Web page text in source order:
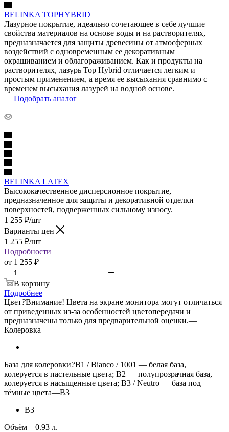
BELINKA TOPHYBRID
Лазурное покрытие, идеально сочетающее в себе лучшие
свойства материалов на основе воды и на растворителях,
предназначается для защиты древесины от атмосферных
воздействий с одновременным ее декоративным
окрашиванием и облагораживанием. Как и продукты на
растворителях, лазурь Top Hybrid отличается легким и
простым применением, а время ее высыхания сравнимо с
временем высыхания лазурей на водной основе.
Подобрать аналог
BELINKA LATEX
Высококачественное дисперсионное покрытие,
предназначенное для защиты и декоративной отделки
поверхностей, подверженных сильному износу.
1 255 ₽/шт
Варианты цен
1 255 ₽/шт
Подробности
от 1 255 ₽
В корзину
Подробнее
Цвет?Внимание! Цвета на экране монитора могут отличаться
от приведенных из-за особенностей цветопередачи и
предназначены только для предварительной оценки.—
Колеровка
База для колеровки?B1 / Bianco / 1001 — белая база,
колеруется в пастельные цвета; B2 — полупрозрачная база,
колеруется в насыщенные цвета; B3 / Neutro — база под
тёмные цвета—B3
B3
Объём—0.93 л.